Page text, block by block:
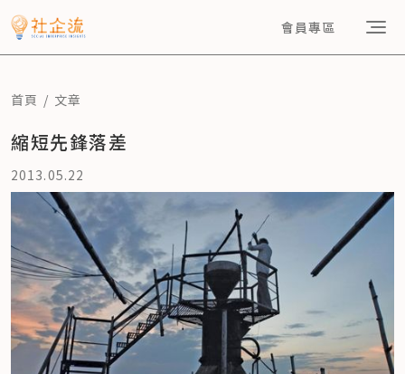
會員專區
首頁 文章
縮短先鋒落差
2013.05.22